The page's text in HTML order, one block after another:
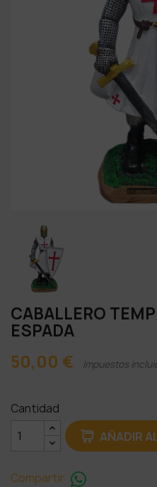
CABALLERO
ESPADA
50,00 €
Impuestos
Cantidad
AÑADIR
Compartir